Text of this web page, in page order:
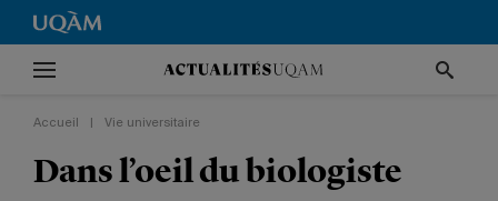
Accueil Vie universitaire
Dans l’oeil du biologiste